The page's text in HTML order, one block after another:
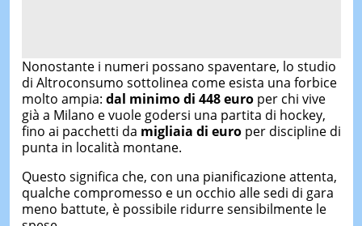
Nonostante i numeri possano spaventare, lo studio
di Altroconsumo sottolinea come esista una forbice
molto ampia: dal minimo di 448 europer chi vive
già a Milano e vuole godersi una partita di hockey,
fino ai pacchetti da migliaia di europer discipline di
punta in località montane.
Questo significa che, con una pianificazione attenta,
qualche compromesso e un occhio alle sedi di gara
meno battute, è possibile ridurre sensibilmente le